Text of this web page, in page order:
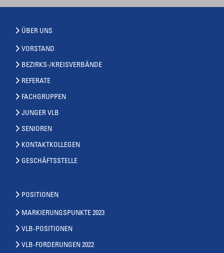
ÜBER UNS
VORSTAND
BEZIRKS-/KREISVERBÄNDE
REFERATE
FACHGRUPPEN
JUNGER VLB
SENIOREN
KONTAKTKOLLEGEN
GESCHÄFTSSTELLE
POSITIONEN
MARKIERUNGSPUNKTE 2023
VLB-POSITIONEN
VLB-FORDERUNGEN 2022